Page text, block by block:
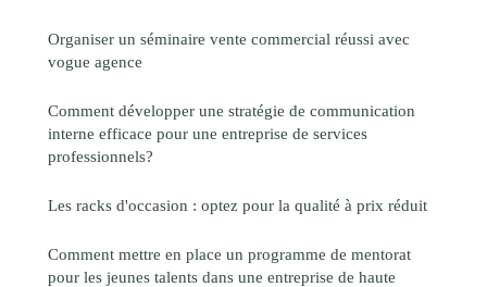
Organiser un séminaire vente commercial réussi avec
vogue agence
Comment développer une stratégie de communication
interne efficace pour une entreprise de services
professionnels?
Les racks d'occasion : optez pour la qualité à prix réduit
Comment mettre en place un programme de mentorat
pour les jeunes talents dans une entreprise de haute